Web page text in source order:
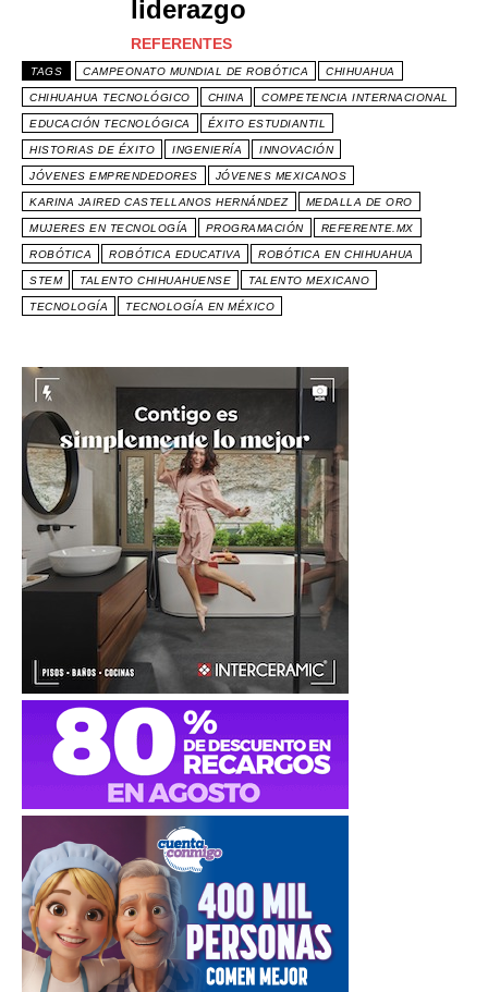
liderazgo
REFERENTES
TAGS CAMPEONATO MUNDIAL DE ROBÓTICA CHIHUAHUA
CHIHUAHUA TECNOLÓGICO CHINA COMPETENCIA INTERNACIONAL
EDUCACIÓN TECNOLÓGICA ÉXITO ESTUDIANTIL
HISTORIAS DE ÉXITO INGENIERÍA INNOVACIÓN
JÓVENES EMPRENDEDORES JÓVENES MEXICANOS
KARINA JAIRED CASTELLANOS HERNÁNDEZ MEDALLA DE ORO
MUJERES EN TECNOLOGÍA PROGRAMACIÓN REFERENTE.MX
ROBÓTICA ROBÓTICA EDUCATIVA ROBÓTICA EN CHIHUAHUA
STEM TALENTO CHIHUAHUENSE TALENTO MEXICANO
TECNOLOGÍA TECNOLOGÍA EN MÉXICO